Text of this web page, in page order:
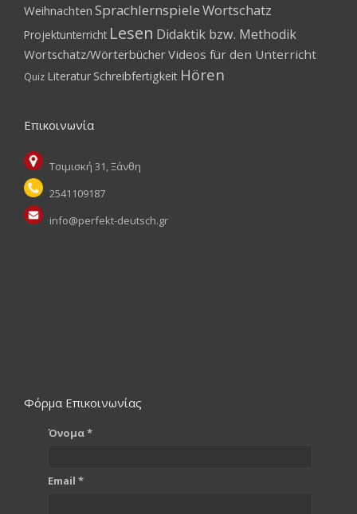
Weihnachten SprachlernspieleWortschatz
Projektunterricht Lesen Didaktik bzw. Methodik
Wortschatz/WörterbücherVideos für den Unterricht
Quiz Literatur Schreibfertigkeit Hören
Επικοινωνία
Τσιμισκή 31, Ξάνθη
2541109187
info@perfekt-deutsch.gr
Φόρμα Επικοινωνίας
Όνομα *
Email *